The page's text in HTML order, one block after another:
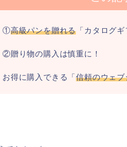
①高級パンを贈れる 「カタログ
②贈り物の購入は慎重に！
お得に購入できる「信頼のウェ